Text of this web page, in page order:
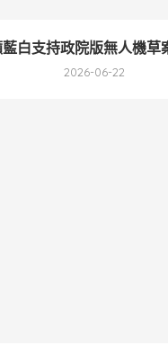
藍白支持政院版無人機
2026-06-22